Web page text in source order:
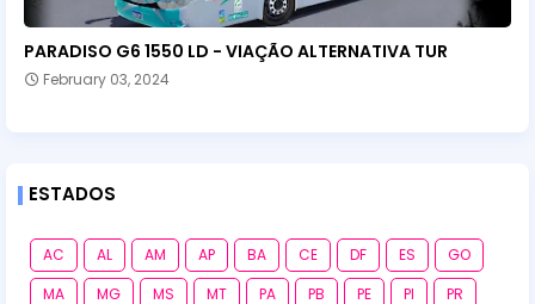
PARADISO G6 1550 LD - VIAÇÃO ALTERNATIVA TUR
February 03, 2024
ESTADOS
AC AL AM AP BA CE DF ES
GO
MA
MG MS MT PA PB PE PI
PR